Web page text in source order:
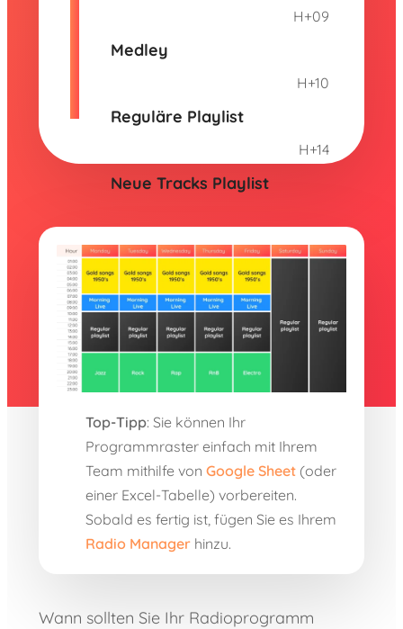
H+09
Medley
H+10
Reguläre Playlist
H+14
Neue Tracks Playlist
Top-Tipp: Sie können Ihr
Programmraster einfach mit Ihrem
Team mithilfe von Google Sheet(oder
einer Excel-Tabelle) vorbereiten.
Sobald es fertig ist, fügen Sie es Ihrem
Radio Managerhinzu.
Wann sollten Sie Ihr Radioprogramm